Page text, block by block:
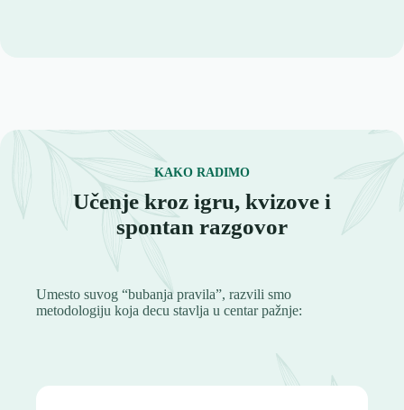
KAKO RADIMO
Učenje kroz igru, kvizove i
spontan razgovor
Umesto suvog “bubanja pravila”, razvili smo
metodologiju koja decu stavlja u centar pažnje: